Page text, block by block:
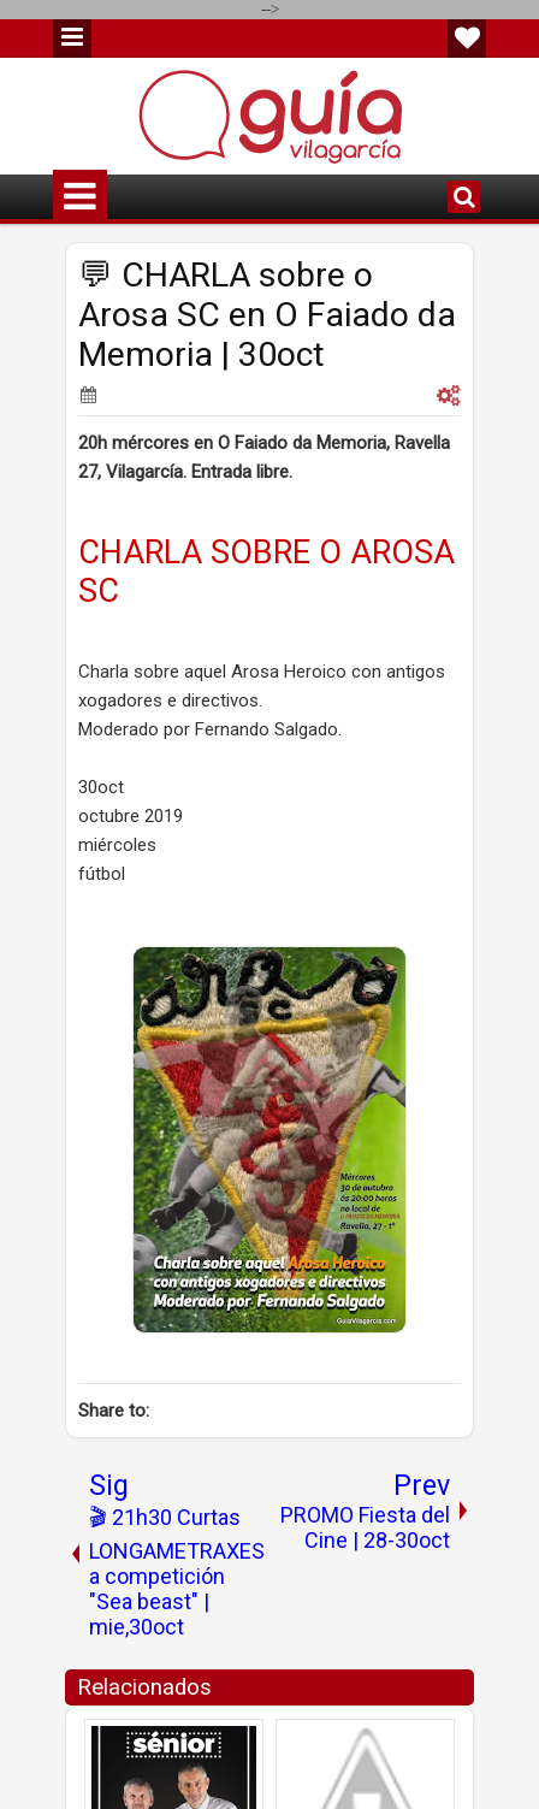
-->
💬 CHARLA sobre o
Arosa SC en O Faiado da
Memoria | 30oct
20h mércores en O Faiado da Memoria, Ravella
27, Vilagarcía. Entrada libre.
CHARLA SOBRE O AROSA
SC
Charla sobre aquel Arosa Heroico con antigos
xogadores e directivos.
Moderado por Fernando Salgado.
30oct
octubre 2019
miércoles
fútbol
Share to:
Sig
🎬 21h30 Curtas
LONGAMETRAXES
a competición
"Sea beast" |
mie,30oct
Prev
PROMO Fiesta del
Cine | 28-30oct
Relacionados